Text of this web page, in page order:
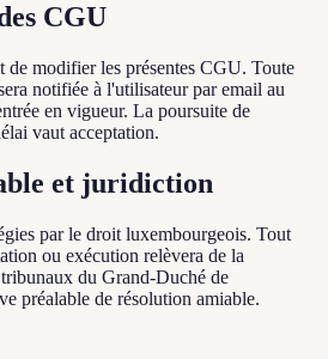
CGU
de modifier les présentes CGU. Toute
notifiée à l'utilisateur par email au
en vigueur. La poursuite de
vaut acceptation.
et juridiction
par le droit luxembourgeois. Tout
ou exécution relèvera de la
du Grand-Duché de
préalable de résolution amiable.